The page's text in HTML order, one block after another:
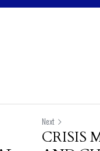
Next
CRISIS